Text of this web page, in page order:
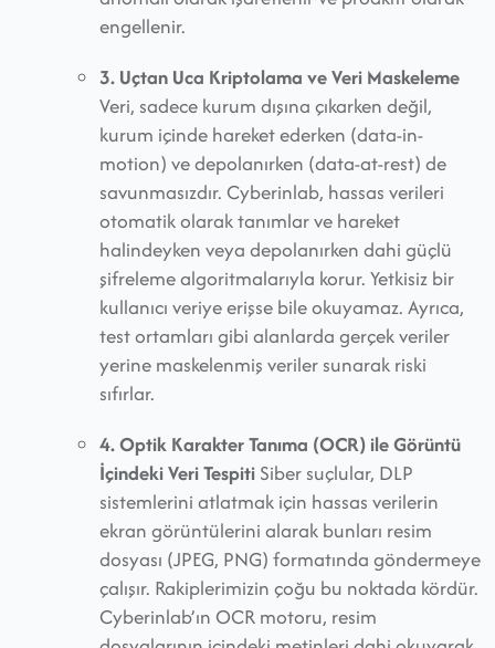
engellenir.
3. Uçtan Uca Kriptolama ve Veri Maskeleme
Veri, sadece kurum dışına çıkarken değil,
kurum içinde hareket ederken (data-in-
motion) ve depolanırken (data-at-rest) de
savunmasızdır. Cyberinlab, hassas verileri
otomatik olarak tanımlar ve hareket
halindeyken veya depolanırken dahi güçlü
şifreleme algoritmalarıyla korur. Yetkisiz bir
kullanıcı veriye erişse bile okuyamaz. Ayrıca,
test ortamları gibi alanlarda gerçek veriler
yerine maskelenmiş veriler sunarak riski
sıfırlar.
4. Optik Karakter Tanıma (OCR) ile Görüntü
İçindeki Veri Tespiti Siber suçlular, DLP
sistemlerini atlatmak için hassas verilerin
ekran görüntülerini alarak bunları resim
dosyası (JPEG, PNG) formatında göndermeye
çalışır. Rakiplerimizin çoğu bu noktada kördür.
Cyberinlab’ın OCR motoru, resim